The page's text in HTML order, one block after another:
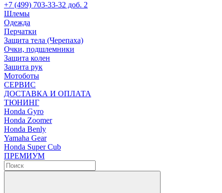
+7 (499) 703-33-32 доб. 2
Шлемы
Одежда
Перчатки
Защита тела (Черепаха)
Очки, подшлемники
Защита колен
Защита рук
Мотоботы
СЕРВИС
ДОСТАВКА И ОПЛАТА
ТЮНИНГ
Honda Gyro
Honda Zoomer
Honda Benly
Yamaha Gear
Honda Super Cub
ПРЕМИУМ